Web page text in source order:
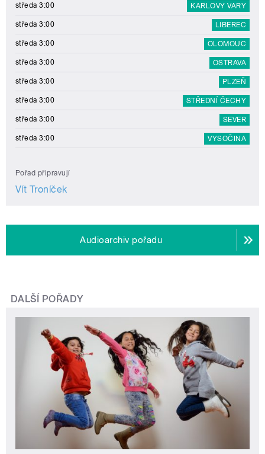
středa 3:00 KARLOVY VARY
středa 3:00 LIBEREC
středa 3:00 OLOMOUC
středa 3:00 OSTRAVA
středa 3:00 PLZEŇ
středa 3:00 STŘEDNÍ ČECHY
středa 3:00 SEVER
středa 3:00 VYSOČINA
Pořad připravují
Vít Troníček
Audioarchiv pořadu
DALŠÍ POŘADY